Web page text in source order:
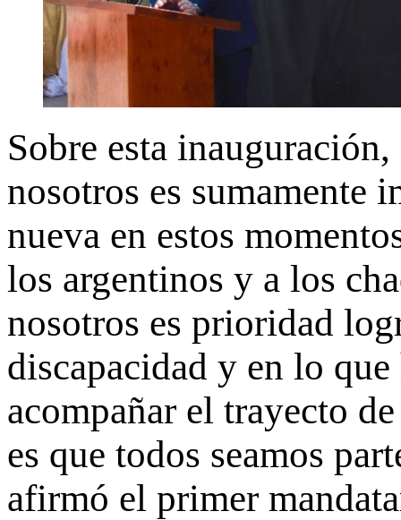
Sobre esta
nosotros es sumamente
nueva en estos
los argentinos y a los
nosotros es prioridad
discapacidad y en lo que
acompañar el trayecto
es que todos seamos
afirmó el primer